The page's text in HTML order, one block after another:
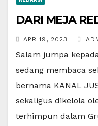
DARI MEJA
APR 19, 2023
Salam jumpa
sedang membaca
bernama KANAL
sekaligus dikelola
terhimpun dalam